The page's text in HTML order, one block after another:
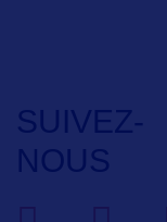
SUIVEZ-
NOUS